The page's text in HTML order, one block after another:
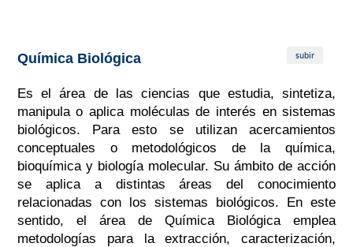
Química Biológica subir
Es el área de las ciencias que estudia, sintetiza,
manipula o aplica moléculas de interés en sistemas
biológicos. Para esto se utilizan acercamientos
conceptuales o metodológicos de la química,
bioquímica y biología molecular. Su ámbito de acción
se aplica a distintas áreas del conocimiento
relacionadas con los sistemas biológicos. En este
sentido, el área de Química Biológica emplea
metodologías para la extracción, caracterización,